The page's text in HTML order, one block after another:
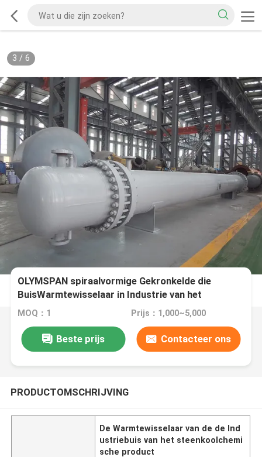
3 / 6
OLYMSPAN spiraalvormige Gekronkelde die
BuisWarmtewisselaar in Industrie van het
Steenkoolchemische product wordt gebruikt
MOQ：1 Prijs：1,000~5,000
Beste prijs Contacteer ons
PRODUCTOMSCHRIJVING
De Warmtewisselaar van de de Ind
ustriebuis van het steenkoolchemi
sche product